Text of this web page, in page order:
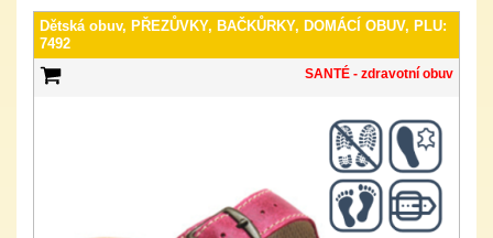
Dětská obuv, PŘEZŮVKY, BAČKŮRKY, DOMÁCÍ OBUV, PLU:
7492
SANTÉ - zdravotní obuv